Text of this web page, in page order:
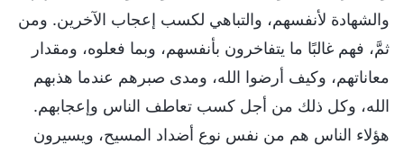
والشهادة لأنفسهم، والتباهي لكسب إعجاب الآخرين. ومن
ثمَّ، فهم غالبًا ما يتفاخرون بأنفسهم، وبما فعلوه، ومقدار
معاناتهم، وكيف أرضوا الله، ومدى صبرهم عندما هذبهم
الله، وكل ذلك من أجل كسب تعاطف الناس وإعجابهم.
هؤلاء الناس هم من نفس نوع أضداد المسيح، ويسيرون